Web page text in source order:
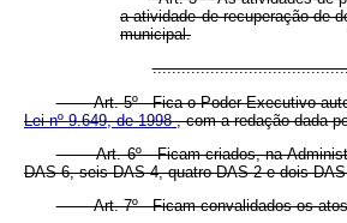
a atividade de recuperação de
municipal.
Art. 5º Fica o Poder Executivo
Lei nº 9.649, de 1998, com a redação dada
Art. 6º Ficam criados, na
DAS 6, seis DAS 4, quatro DAS 2 e dois
Art. 7º Ficam convalidados os atos